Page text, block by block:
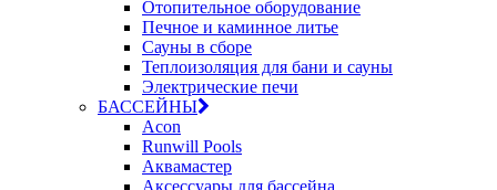
Отопительное оборудование
Печное и каминное литье
Сауны в сборе
Теплоизоляция для бани и сауны
Электрические печи
БАССЕЙНЫ
Acon
Runwill Pools
Аквамастер
Аксессуары для бассейна